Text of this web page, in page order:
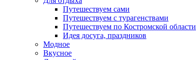
Путешествуем сами
Путешествуем с турагенствами
Путешествуем по Костромской области
Идея досуга, праздников
Модное
Вкусное